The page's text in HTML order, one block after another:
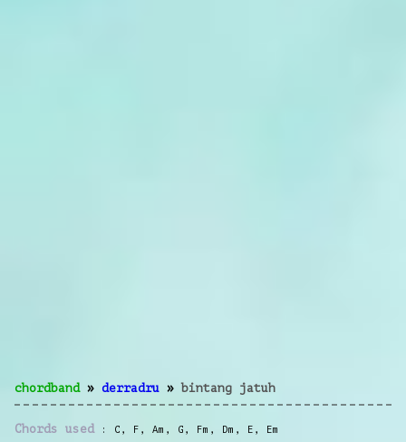
chordband» derradru »bintang jatuh
Chords used C , F , Am , G , Fm , Dm , E , Em